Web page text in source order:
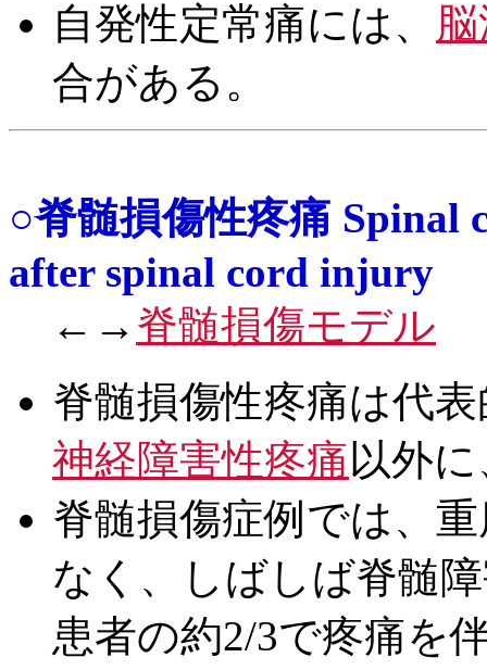
自発性定常痛には、
合がある。
○脊髄損傷性疼痛 Spinal
after spinal cord injury
←→ 脊髄損傷モデル
脊髄損傷性疼痛は代
神経障害性疼痛以外
脊髄損傷症例では、
なく、しばしば脊髄
患者の約2/3で疼痛を